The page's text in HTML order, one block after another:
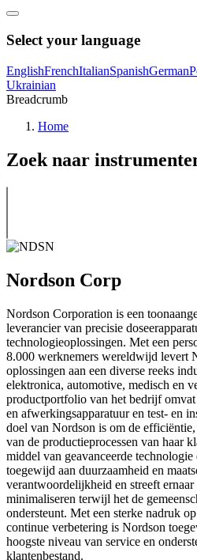
Select your language
EnglishFrenchItalianSpanishGerman
Ukrainian
Breadcrumb
Home
Zoek naar
Nordson Corp
Nordson Corporation is een
leverancier van precisie
technologieoplossingen. Met een
8.000 werknemers wereldwijd levert
oplossingen aan een diverse reeks
elektronica, automotive, medisch en
productportfolio van het bedrijf
en afwerkingsapparatuur en test- en
doel van Nordson is om de
van de productieprocessen van haar
middel van geavanceerde
toegewijd aan duurzaamheid en
verantwoordelijkheid en streeft
minimaliseren terwijl het de
ondersteunt. Met een sterke nadruk
continue verbetering is Nordson
hoogste niveau van service en
klantenbestand.